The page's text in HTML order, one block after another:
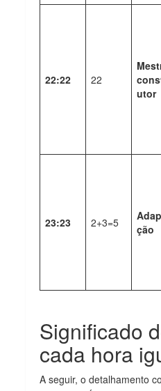
22:22 22
utor
23:23 2+3=5
ção
Significado
cada hora
A seguir, o detalhamento